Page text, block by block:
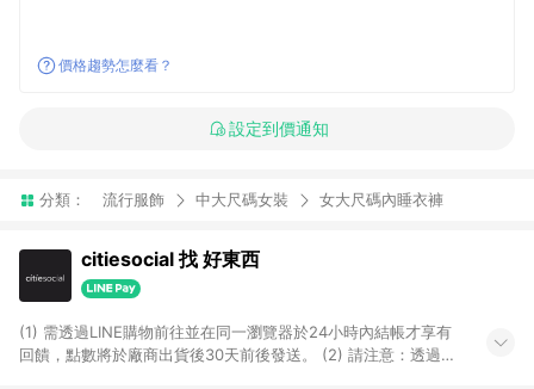
價格趨勢怎麼看？
設定到價通知
分類： 流行服飾 中大尺碼女裝 女大尺碼內睡衣褲
citiesocial 找 好東西
(1) 需透過LINE購物前往並在同一瀏覽器於24小時內結帳才享有
回饋，點數將於廠商出貨後30天前後發送。 (2) 請注意：透過